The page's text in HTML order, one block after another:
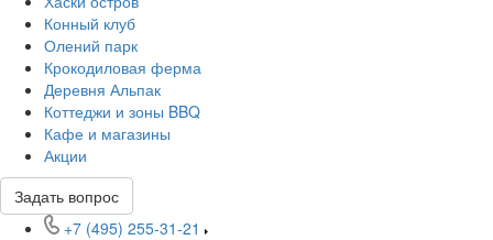
Конный клуб
Олений парк
Крокодиловая ферма
Деревня Альпак
Коттеджи и зоны BBQ
Кафе и магазины
Акции
Задать вопрос
+7 (495) 255-31-21